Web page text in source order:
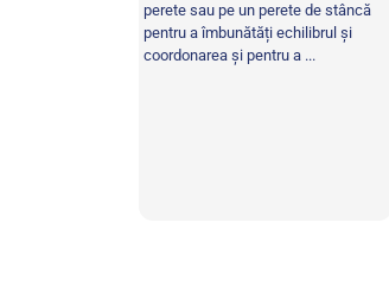
perete sau pe un perete de stâncă
pentru a îmbunătăți echilibrul și
coordonarea și pentru a ...